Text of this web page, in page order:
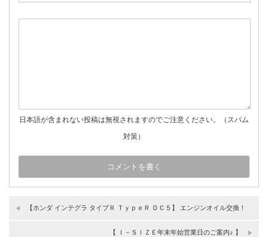
日本語が含まれない投稿は無視されますのでご注意ください。（スパム
対策）
【ホンダ インテグラ タイプＲ ＴｙｐｅＲ ＤＣ５】 エンジンオイル交換！
【 Ｉ－ＳＩＺＥ年末年始営業日のご案内♪ 】